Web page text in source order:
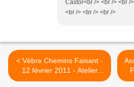
Castor<br /> <br /> <br
<br /> <br /> <br />
< Vèbre Chemins Faisant -
12 février 2011 - Atelier
Greffes et Taille des Arbres